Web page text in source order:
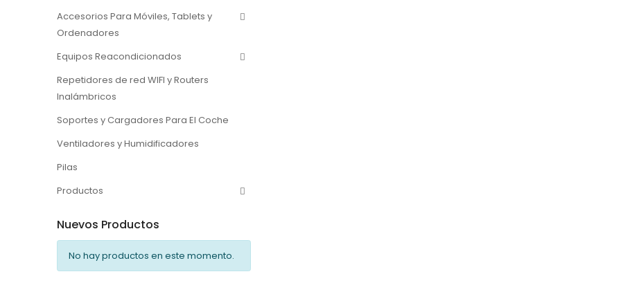
Accesorios Para Móviles, Tablets y
Ordenadores
Equipos Reacondicionados
Repetidores de red WIFI y Routers
Inalámbricos
Soportes y Cargadores Para El Coche
Ventiladores y Humidificadores
Pilas
Productos
Nuevos Productos
No hay productos en este momento.